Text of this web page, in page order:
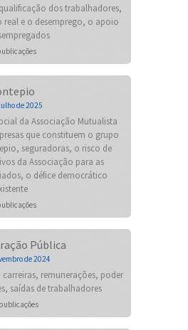
dos trabalhadores,
real e o desemprego, o apoio
de 2025
da Associação Mutualista
que constituem o grupo
seguradoras, o risco de
da Associação para as
o défice democrático
Pública
de 2024
remunerações, poder
saídas de trabalhadores